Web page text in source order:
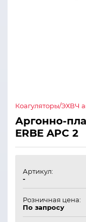
Коагуляторы/ЭХВЧ
Аргонно-
ERBE APC 2
Артикул:
-
Розничная цена:
По запросу